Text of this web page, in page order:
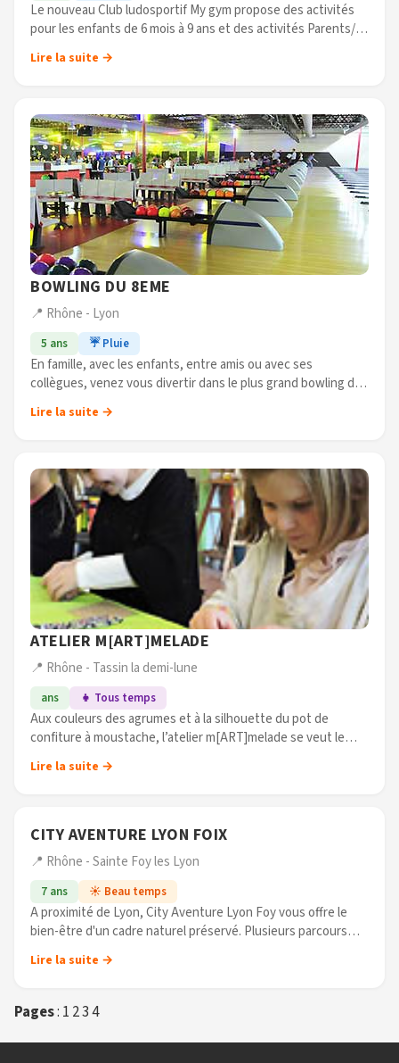
Le nouveau Club ludosportif My gym propose des activités
pour les enfants de 6 mois à 9 ans et des activités Parents/
ludiques (...)
Lire la suite →
BOWLING DU 8EME
📍 Rhône - Lyon
5 ans ☔ Pluie
En famille, avec les enfants, entre amis ou avec ses
collègues, venez vous divertir dans le plus grand bowling de
Lire la suite →
ATELIER M[ART]MELADE
📍 Rhône - Tassin la demi-lune
ans 👧 Tous temps
Aux couleurs des agrumes et à la silhouette du pot de
confiture à moustache, l’atelier m[ART]melade se veut le
Toujours en évolution et (...)
Lire la suite →
CITY AVENTURE LYON FOIX
📍 Rhône - Sainte Foy les Lyon
7 ans ☀️ Beau temps
A proximité de Lyon, City Aventure Lyon Foy vous offre le
bien-être d'un cadre naturel préservé. Plusieurs parcours
ponts de (...)
Lire la suite →
Pages: 1 234